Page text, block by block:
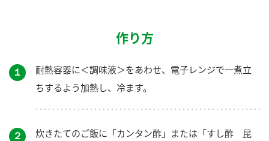
作り方
１
耐熱容器に＜調味液＞をあわせ、電子レンジで一煮立
ちするよう加熱し、冷ます。
２
炊きたてのご飯に「カンタン酢」または「すし酢 昆